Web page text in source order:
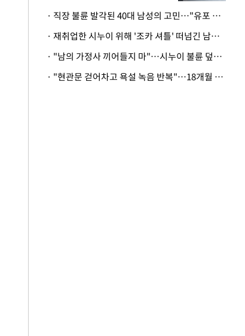
· 직장 불륜 발각된 40대 남성의 고민…"유포 동료 명예훼손·협박죄 고소 가능할까"
· 재취업한 시누이 위해 '조카 셔틀' 떠넘긴 남편…아내 "난 못한다"
· "남의 가정사 끼어들지 마"…시누이 불륜 덮으려는 남편에 억울한 아내
· "현관문 걷어차고 욕설 녹음 반복"…18개월 아기 키우는 집 뒤흔든 '앞집의 비극'